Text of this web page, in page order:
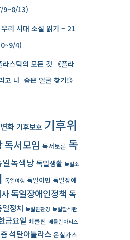
9~8/13)
리 시대 소설 읽기 – 21
4)
라스틱의 모든 것 《플라
고 나 ­ 숨은 얼굴 찾기!》
화 기후보호 기후위
독서모임 독서토론 독
일녹색당 독일생활 독일소
독일여행 독일이민 독일장애
독일장애인정책 독
일정치 독일친환경 독일탈석탄
금요일 베를린 베를린아티스
석탄아틀라스 온실가스